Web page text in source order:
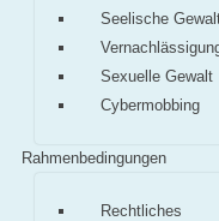
Seelische
Sexuelle Gewalt
Cybermobbing
Rahmenbedingungen
Rechtliches